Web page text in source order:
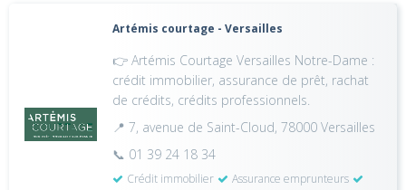
Artémis courtage - Versailles
👉 Artémis Courtage Versailles Notre-Dame :
crédit immobilier, assurance de prêt, rachat
de crédits, crédits professionnels.
📍 7, avenue de Saint-Cloud, 78000 Versailles
📞 01 39 24 18 34
Crédit immobilier
Assurance emprunteurs